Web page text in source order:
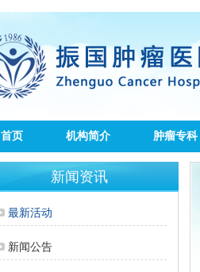
首页 机构简介 肿瘤专科
新闻资讯
最新活动
新闻公告